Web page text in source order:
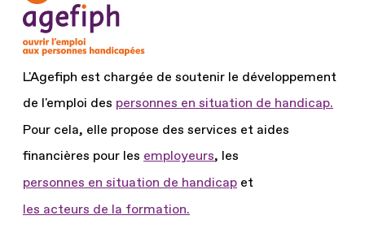
L'Agefiph est chargée de soutenir le développement
de l'emploi des personnes en situation de handicap.
Pour cela, elle propose des services et aides
financières pour les employeurs, les
personnes en situation de handicap et
les acteurs de la formation.